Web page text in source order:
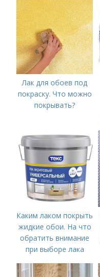
обоев
руководствоваться
Лак для обоев под
покраску. Что можно
покрывать?
Каким лаком покрыть
жидкие обои. На что
обратить внимание
при выборе лака